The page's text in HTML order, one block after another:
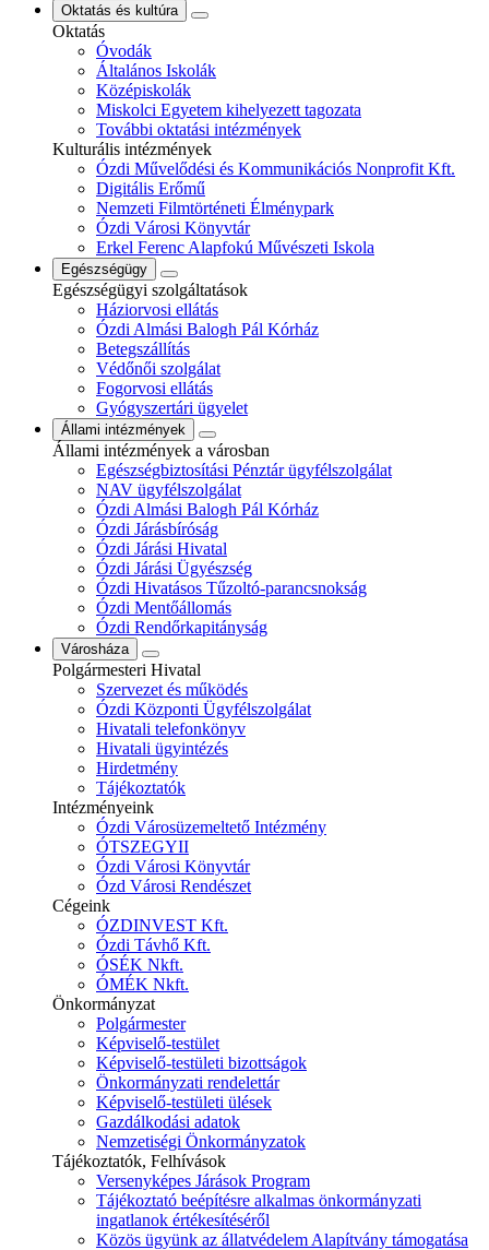
Oktatás és kultúra
Oktatás
Óvodák
Általános Iskolák
Középiskolák
Miskolci Egyetem kihelyezett tagozata
További oktatási intézmények
Kulturális intézmények
Ózdi Művelődési és Kommunikációs Nonprofit Kft.
Digitális Erőmű
Nemzeti Filmtörténeti Élménypark
Ózdi Városi Könyvtár
Erkel Ferenc Alapfokú Művészeti Iskola
Egészségügy
Egészségügyi szolgáltatások
Háziorvosi ellátás
Ózdi Almási Balogh Pál Kórház
Betegszállítás
Védőnői szolgálat
Fogorvosi ellátás
Gyógyszertári ügyelet
Állami intézmények
Állami intézmények a városban
Egészségbiztosítási Pénztár ügyfélszolgálat
NAV ügyfélszolgálat
Ózdi Almási Balogh Pál Kórház
Ózdi Járásbíróság
Ózdi Járási Hivatal
Ózdi Járási Ügyészség
Ózdi Hivatásos Tűzoltó-parancsnokság
Ózdi Mentőállomás
Ózdi Rendőrkapitányság
Városháza
Polgármesteri Hivatal
Szervezet és működés
Ózdi Központi Ügyfélszolgálat
Hivatali telefonkönyv
Hivatali ügyintézés
Hirdetmény
Tájékoztatók
Intézményeink
Ózdi Városüzemeltető Intézmény
ÓTSZEGYII
Ózdi Városi Könyvtár
Ózd Városi Rendészet
Cégeink
ÓZDINVEST Kft.
Ózdi Távhő Kft.
ÓSÉK Nkft.
ÓMÉK Nkft.
Önkormányzat
Polgármester
Képviselő-testület
Képviselő-testületi bizottságok
Önkormányzati rendelettár
Képviselő-testületi ülések
Gazdálkodási adatok
Nemzetiségi Önkormányzatok
Tájékoztatók, Felhívások
Versenyképes Járások Program
Tájékoztató beépítésre alkalmas önkormányzati
ingatlanok értékesítéséről
Közös ügyünk az állatvédelem Alapítvány támogatása